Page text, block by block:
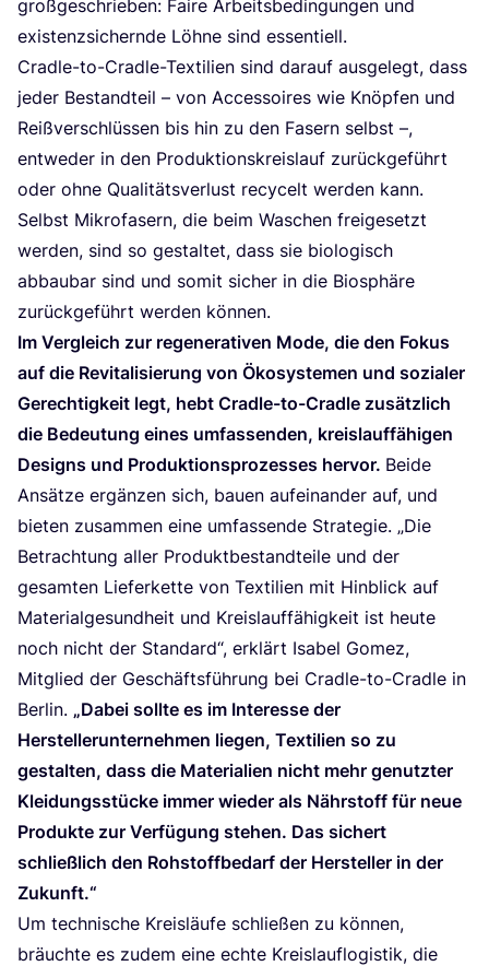
groß­ge­schrie­ben: Fai­re Arbeits­be­din­gun­gen und
exis­tenz­si­chern­de Löh­ne sind essentiell.
Crad­le-to-Crad­le-Tex­ti­li­en sind dar­auf aus­ge­legt, dass
jeder Bestand­teil – von Acces­soires wie Knöp­fen und
Reiß­ver­schlüs­sen bis hin zu den Fasern selbst –,
ent­we­der in den Pro­duk­ti­ons­kreis­lauf zurück­ge­führt
oder ohne Qua­li­täts­ver­lust recy­celt wer­den kann.
Selbst Mikro­fa­sern, die beim Waschen frei­ge­setzt
wer­den, sind so gestal­tet, dass sie bio­lo­gisch
abbau­bar sind und somit sicher in die Bio­sphä­re
zurück­ge­führt wer­den können.
Im Ver­gleich zur rege­ne­ra­ti­ven Mode, die den Fokus
auf die Revi­ta­li­sie­rung von Öko­sys­te­men und sozia­ler
Gerech­tig­keit legt, hebt Crad­le-to-Crad­le zusätz­lich
die Bedeu­tung eines umfas­sen­den, kreis­lauf­fä­hi­gen
Designs und Pro­duk­ti­ons­pro­zes­ses her­vor. Bei­de
Ansät­ze ergän­zen sich, bau­en auf­ein­an­der auf, und
bie­ten zusam­men eine umfas­sen­de Stra­te­gie. „Die
Betrach­tung aller Pro­dukt­be­stand­tei­le und der
gesam­ten Lie­fer­ket­te von Tex­ti­li­en mit Hin­blick auf
Mate­ri­al­ge­sund­heit und Kreis­lauf­fä­hig­keit ist heu­te
noch nicht der Stan­dard“, erklärt Isa­bel Gomez,
Mit­glied der Geschäfts­füh­rung bei Crad­le-to-Crad­le in
Ber­lin. „Dabei soll­te es im Inter­es­se der
Her­stel­ler­un­ter­neh­men lie­gen, Tex­ti­li­en so zu
gestal­ten, dass die Mate­ria­li­en nicht mehr genutz­ter
Klei­dungs­stü­cke immer wie­der als Nähr­stoff für neue
Pro­duk­te zur Ver­fü­gung ste­hen. Das sichert
schließ­lich den Roh­stoff­be­darf der Her­stel­ler in der
Zukunft.“
Um tech­ni­sche Kreis­läu­fe schlie­ßen zu kön­nen,
bräuch­te es zudem eine ech­te Kreis­lauf­lo­gis­tik, die